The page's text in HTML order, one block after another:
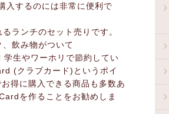
入するのには非常に便利で
ランチのセット売りです。
飲み物がついて
生やワーホリで節約してい
(クラブカード)というポイ
得に購入できる商品も多数あ
を作ることをお勧めしま